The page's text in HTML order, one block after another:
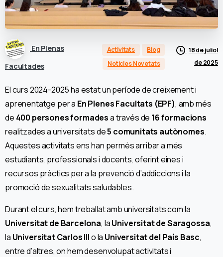
En Plenas
Facultades
Activitats
Blog
Notícies Novetats
18 de juliol
de 2025
El curs 2024-2025 ha estat un període de creixement i
aprenentatge per a En Plenes Facultats (EPF), amb més
de 400 persones formadesa través de 16 formacions
realitzades a universitats de5 comunitats autònomes.
Aquestes activitats ens han permès arribar a més
estudiants, professionals i docents, oferint eines i
recursos pràctics per a la prevenció d’addiccions i la
promoció de sexualitats saludables.
Durant el curs, hem treballat amb universitats com la
Universitat de Barcelona, laUniversitat de Saragossa,
la Universitat Carlos IIIo la Universitat del País Basc,
entre d’altres, on hem desenvolupat activitats i